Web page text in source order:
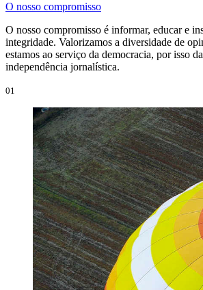
O nosso compromisso
O nosso compromisso é informar, educar e
integridade. Valorizamos a diversidade de
estamos ao serviço da democracia, por isso
independência jornalística.
01